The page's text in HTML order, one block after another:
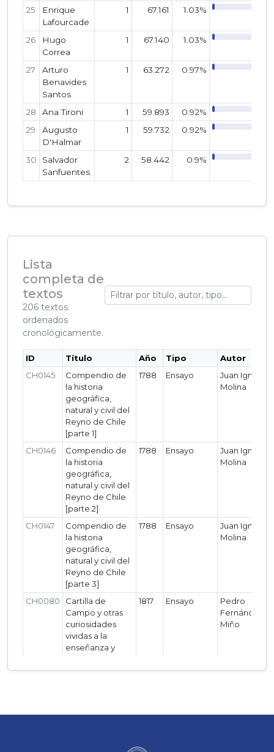
25
Enrique
Lafourcade
1 67.161 1.03%
26
Hugo
Correa
1 67.140 1.03%
27
Arturo
Benavides
Santos
1 63.272 0.97%
28 Ana Tironi 1 59.893
0.92%
29
Augusto
D'Halmar
1 59.732 0.92%
30
Salvador
Sanfuentes
2 58.442 0.9%
Lista
completa de
textos
206 textos
ordenados
cronológicamente.
ID Título Año Tipo
Autor
CH0145
Compendio de
la historia
geográfica,
natural y civil del
Reyno de Chile
[parte 1]
1788 Ensayo
Juan Ignacio
Molina
CH0146
Compendio de
la historia
geográfica,
natural y civil del
Reyno de Chile
[parte 2]
1788 Ensayo
Juan Ignacio
Molina
CH0147
Compendio de
la historia
geográfica,
natural y civil del
Reyno de Chile
[parte 3]
1788 Ensayo
Juan Ignacio
Molina
CH0080
Cartilla de
Campo y otras
curiosidades
vividas a la
enseñanza y
un hijo
1817 Ensayo
Pedro
Fernández
Miño